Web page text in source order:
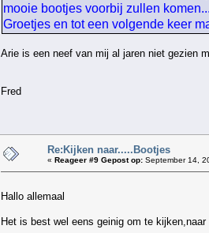
mooie bootjes voorbij zullen
Groetjes en tot een volgende keer
Arie is een neef van mij al jaren niet gezien
Fred
Re:Kijken naar.....Bootjes
« Reageer #9 Gepost op: September 14,
Hallo allemaal
Het is best wel eens geinig om te